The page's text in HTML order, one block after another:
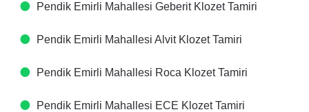
Pendik Emirli Mahallesi Geberit Klozet Tamiri
Pendik Emirli Mahallesi Alvit Klozet Tamiri
Pendik Emirli Mahallesi Roca Klozet Tamiri
Pendik Emirli Mahallesi ECE Klozet Tamiri